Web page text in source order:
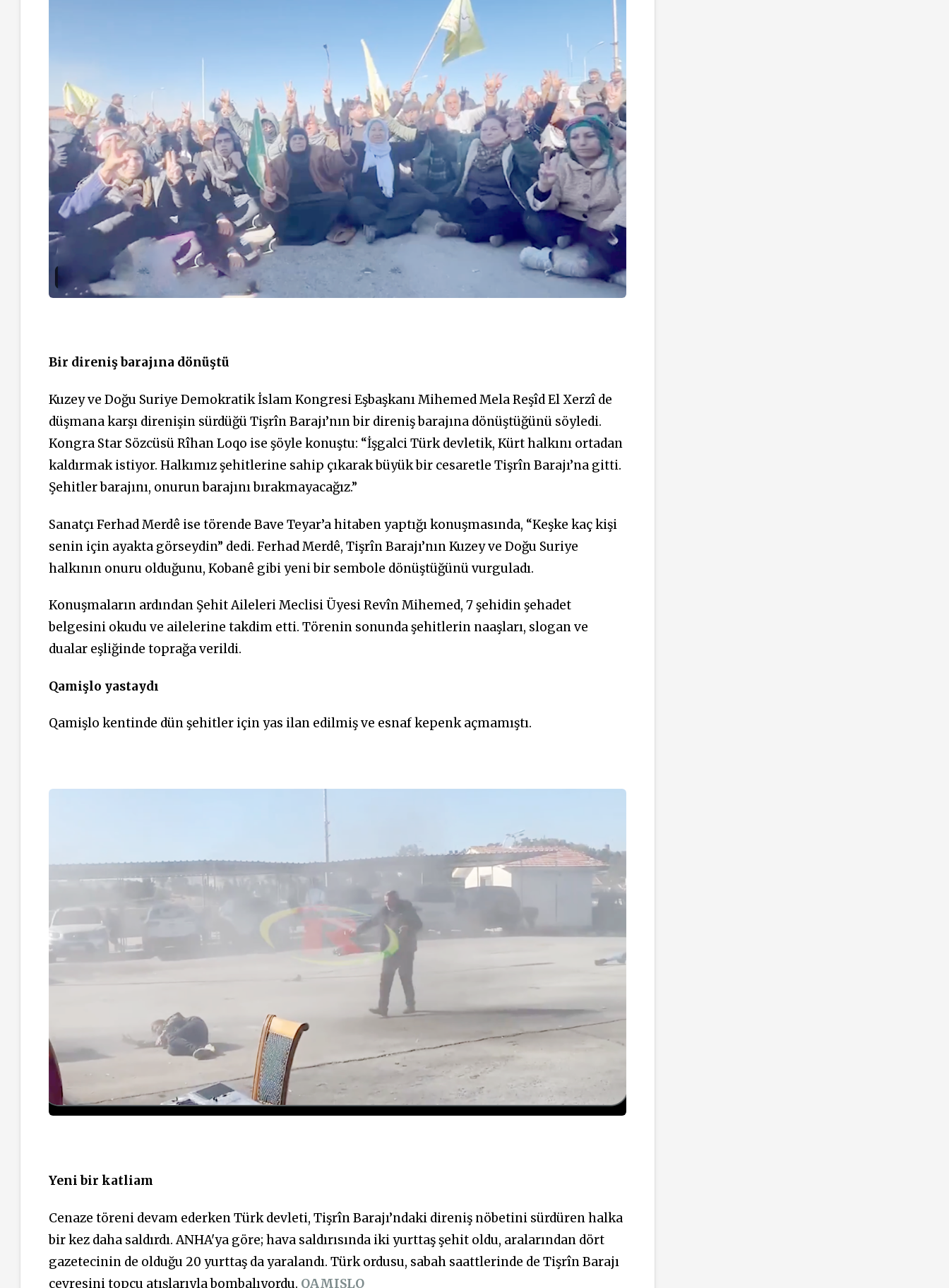
Bir direniş barajına dönüştü
Kuzey ve Doğu Suriye Demokratik İslam Kongresi Eşbaşkanı Mihemed Mela Reşîd El Xerzî de
düşmana karşı direnişin sürdüğü Tişrîn Barajı’nın bir direniş barajına dönüştüğünü söyledi.
Kongra Star Sözcüsü Rîhan Loqo ise şöyle konuştu: “İşgalci Türk devletik, Kürt halkını ortadan
kaldırmak istiyor. Halkımız şehitlerine sahip çıkarak büyük bir cesaretle Tişrîn Barajı’na gitti.
Şehitler barajını, onurun barajını bırakmayacağız.”
Sanatçı Ferhad Merdê ise törende Bave Teyar’a hitaben yaptığı konuşmasında, “Keşke kaç kişi
senin için ayakta görseydin” dedi. Ferhad Merdê, Tişrîn Barajı’nın Kuzey ve Doğu Suriye
halkının onuru olduğunu, Kobanê gibi yeni bir sembole dönüştüğünü vurguladı.
Konuşmaların ardından Şehit Aileleri Meclisi Üyesi Revîn Mihemed, 7 şehidin şehadet
belgesini okudu ve ailelerine takdim etti. Törenin sonunda şehitlerin naaşları, slogan ve
dualar eşliğinde toprağa verildi.
Qamişlo yastaydı
Qamişlo kentinde dün şehitler için yas ilan edilmiş ve esnaf kepenk açmamıştı.
Yeni bir katliam
Cenaze töreni devam ederken Türk devleti, Tişrîn Barajı’ndaki direniş nöbetini sürdüren halka
bir kez daha saldırdı. ANHA'ya göre; hava saldırısında iki yurttaş şehit oldu, aralarından dört
gazetecinin de olduğu 20 yurttaş da yaralandı. Türk ordusu, sabah saattlerinde de Tişrîn Barajı
çevresini topçu atışlarıyla bombalıyordu. QAMIŞLO